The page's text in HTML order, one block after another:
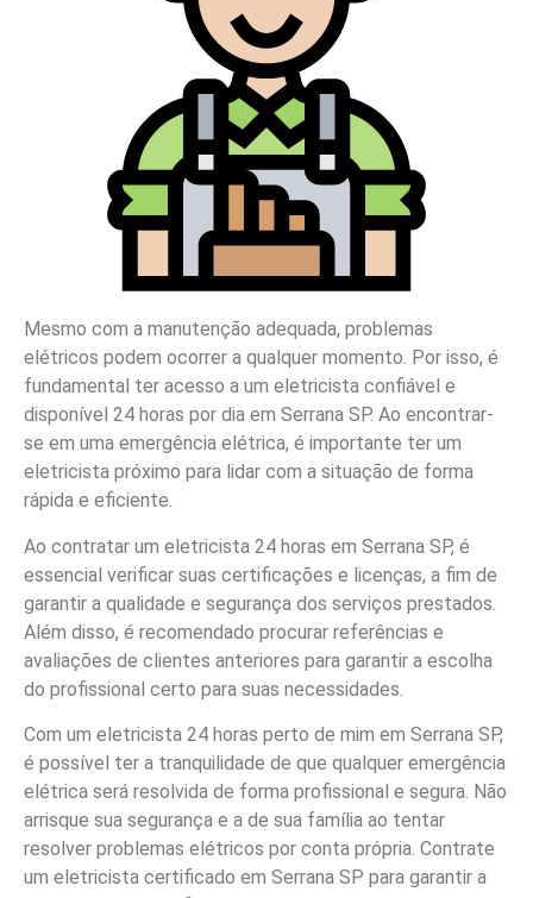
Mesmo com a manutenção adequada, problemas
elétricos podem ocorrer a qualquer momento. Por isso, é
fundamental ter acesso a um eletricista confiável e
disponível 24 horas por dia em Serrana SP. Ao encontrar-
se em uma emergência elétrica, é importante ter um
eletricista próximo para lidar com a situação de forma
rápida e eficiente.
Ao contratar um eletricista 24 horas em Serrana SP, é
essencial verificar suas certificações e licenças, a fim de
garantir a qualidade e segurança dos serviços prestados.
Além disso, é recomendado procurar referências e
avaliações de clientes anteriores para garantir a escolha
do profissional certo para suas necessidades.
Com um eletricista 24 horas perto de mim em Serrana SP,
é possível ter a tranquilidade de que qualquer emergência
elétrica será resolvida de forma profissional e segura. Não
arrisque sua segurança e a de sua família ao tentar
resolver problemas elétricos por conta própria. Contrate
um eletricista certificado em Serrana SP para garantir a